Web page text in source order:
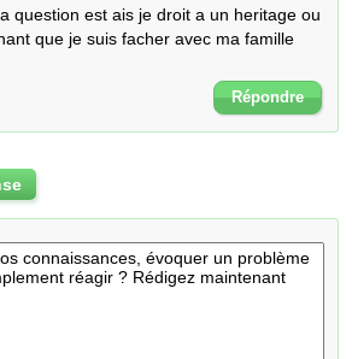
question est ais je droit a un heritage ou
que je suis facher avec ma famille
Répondre